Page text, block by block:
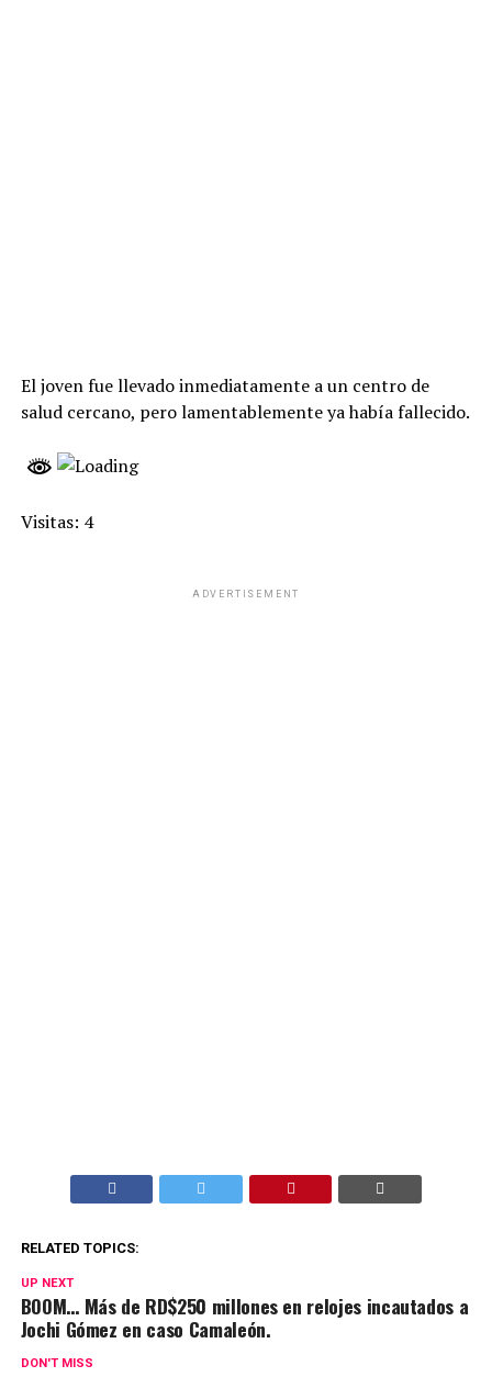
El joven fue llevado inmediatamente a un centro de
salud cercano, pero lamentablemente ya había fallecido.
Visitas: 4
ADVERTISEMENT
RELATED TOPICS:
UP NEXT
BOOM… Más de RD$250 millones en relojes incautados a
Jochi Gómez en caso Camaleón.
DON'T MISS